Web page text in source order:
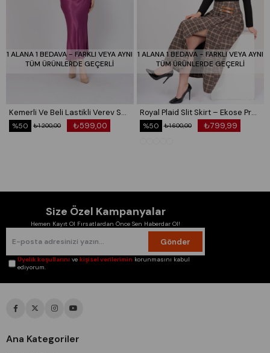
38/M Beden Göğüs: 90/97 Bel:74/81 Basen:98/105
40/L Beden Göğüs: 97/104 Bel:81/88 Basen:105/112
42/XL Beden Göğüs: 104/114 Bel:88/98 Basen:112/120
44/XXL Beden Göğüs: 114/124 Bel:98/108 Basen:120/128
1 ALANA 1 BEDAVA - FARKLI VEYA AYNI
TÜM ÜRÜNLERDE GEÇERLİ
Kemerli Ve Beli Lastikli Verev Saten Etek 6791
₺599,00
₺1.200,00
%50
1 ALANA 1 BEDAVA - FARKLI VEYA AYNI
TÜM ÜRÜNLERDE GEÇERLİ
Royal Plaid Slit Skirt – Ekose Premium Maxi Etek 6831
₺799,99
₺1.600,00
%50
Size Özel Kampanyalar
Hemen Kayıt Ol Fırsatlardan Önce Sen Haberdar Ol!
Gönder
Üyelik koşullarını vekişisel verilerimin korunmasını kabul
ediyorum.
Ana Kategoriler